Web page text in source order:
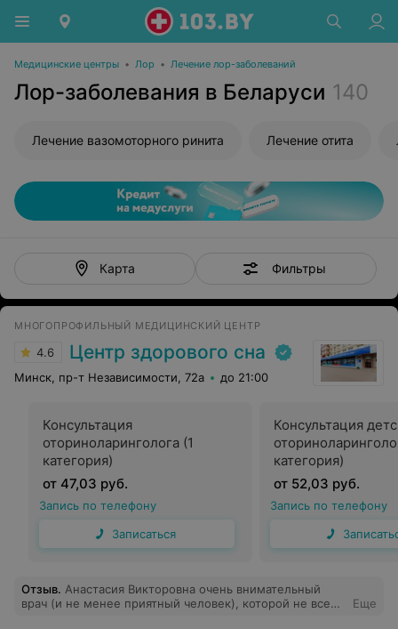
Медицинские центры • Лор • Лечение лор-заболеваний
Лор-заболевания в Беларуси 140
Лечение вазомоторного ринита Лечение отита
Карта Фильтры
МНОГОПРОФИЛЬНЫЙ МЕДИЦИНСКИЙ ЦЕНТР
4.6 Центр здорового сна
Минск, пр-т Независимости, 72а до 21:00
Консультация
оториноларинголога (1
категория)
от 47,03 руб.
Запись по телефону
Записаться
Консультация
категория)
от 52,03 руб.
Запись по телефону
Отзыв. Анастасия Викторовна очень внимательный
врач (и не менее приятный человек), которой не все
Еще